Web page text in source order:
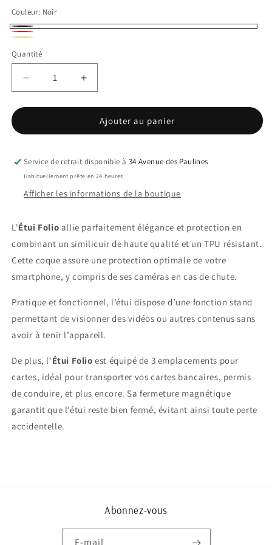
Couleur: Noir
Noir
Rouge
épuisée
indisponible
Quantité
Réduire
la
quantité
Etui
IPhone
12
Augmenter
la
quantité
Etui
IPhone
12
Ajouter au panier
Service de retrait disponible à 34 Avenue des Paulines
Habituellement prête en 24 heures
Afficher les informations de la boutique
L'Étui Folio allie parfaitement élégance et protection en
combinant un similicuir de haute qualité et un TPU résistant.
Cette coque assure une protection optimale de votre
smartphone, y compris de ses caméras en cas de chute.
Pratique et fonctionnel, l’étui dispose d’une fonction stand
permettant de visionner des vidéos ou autres contenus sans
avoir à tenir l’appareil.
De plus, l'Étui Folio est équipé de 3 emplacements pour
cartes, idéal pour transporter vos cartes bancaires, permis
de conduire, et plus encore. Sa fermeture magnétique
garantit que l’étui reste bien fermé, évitant ainsi toute perte
accidentelle.
Abonnez-vous
E-mail